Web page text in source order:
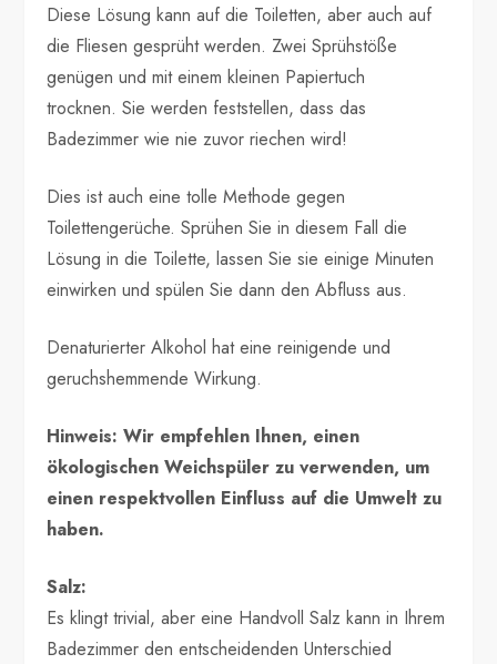
Diese Lösung kann auf die Toiletten, aber auch auf
die Fliesen gesprüht werden. Zwei Sprühstöße
genügen und mit einem kleinen Papiertuch
trocknen. Sie werden feststellen, dass das
Badezimmer wie nie zuvor riechen wird!
Dies ist auch eine tolle Methode gegen
Toilettengerüche. Sprühen Sie in diesem Fall die
Lösung in die Toilette, lassen Sie sie einige Minuten
einwirken und spülen Sie dann den Abfluss aus.
Denaturierter Alkohol hat eine reinigende und
geruchshemmende Wirkung.
Hinweis: Wir empfehlen Ihnen, einen
ökologischen Weichspüler zu verwenden, um
einen respektvollen Einfluss auf die Umwelt zu
haben.
Salz:
Es klingt trivial, aber eine Handvoll Salz kann in Ihrem
Badezimmer den entscheidenden Unterschied